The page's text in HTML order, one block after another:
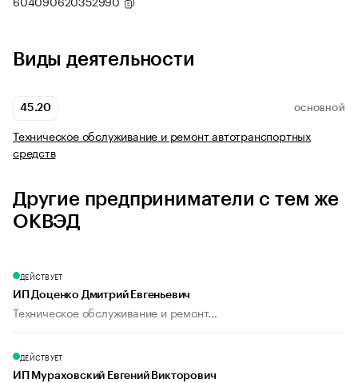
Виды деятельности
45.20 ОСНОВНОЙ
Техническое обслуживание и ремонт автотранспортных
средств
Другие предприниматели с тем же
ОКВЭД
ДЕЙСТВУЕТ
ИП Доценко Дмитрий Евгеньевич
Техническое обслуживание и ремонт...
ДЕЙСТВУЕТ
ИП Мураховский Евгений Викторович